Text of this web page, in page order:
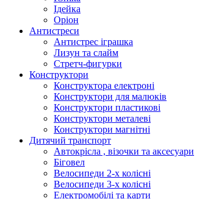
Ідейка
Оріон
Антистреси
Антистрес іграшка
Лизун та слайм
Стретч-фигурки
Конструктори
Конструктора електроні
Конструктори для малюків
Конструктори пластикові
Конструктори металеві
Конструктори магнітні
Дитячий транспорт
Автокрісла , візочки та аксесуари
Біговел
Велосипеди 2-х колісні
Велосипеди 3-х колісні
Електромобілі та карти